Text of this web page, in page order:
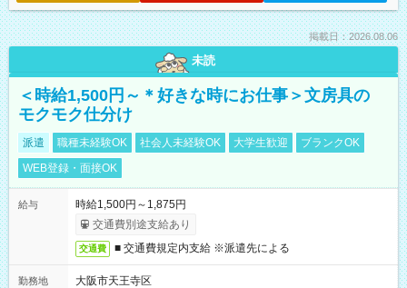
掲載日：2026.08.06
未読
＜時給1,500円～＊好きな時にお仕事＞文房具の
モクモク仕分け
派遣 職種未経験OK 社会人未経験OK 大学生歓迎
ブランクOK
WEB登録・面接OK
給与
時給1,500円～1,875円
交通費別途支給あり
交通費 ■ 交通費規定内支給 ※派遣先による
勤務地
大阪市天王寺区